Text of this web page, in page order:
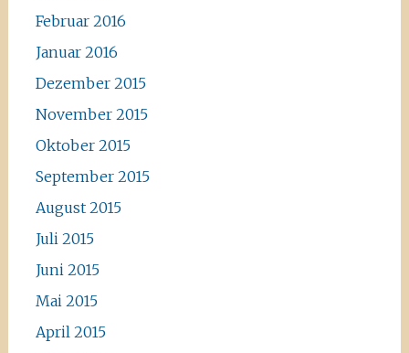
Februar 2016
Januar 2016
Dezember 2015
November 2015
Oktober 2015
September 2015
August 2015
Juli 2015
Juni 2015
Mai 2015
April 2015